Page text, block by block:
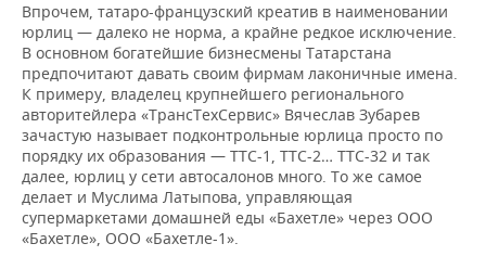
Впрочем, татаро-французский креатив в наименовании
юрлиц — далеко не норма, а крайне редкое исключение.
В основном богатейшие бизнесмены Татарстана
предпочитают давать своим фирмам лаконичные имена.
К примеру, владелец крупнейшего регионального
авторитейлера «ТрансТехСервис» Вячеслав Зубарев
зачастую называет подконтрольные юрлица просто по
порядку их образования — ТТС-1, ТТС-2… ТТС-32 и так
далее, юрлиц у сети автосалонов много. То же самое
делает и Муслима Латыпова, управляющая
супермаркетами домашней еды «Бахетле» через ООО
«Бахетле», ООО «Бахетле-1».